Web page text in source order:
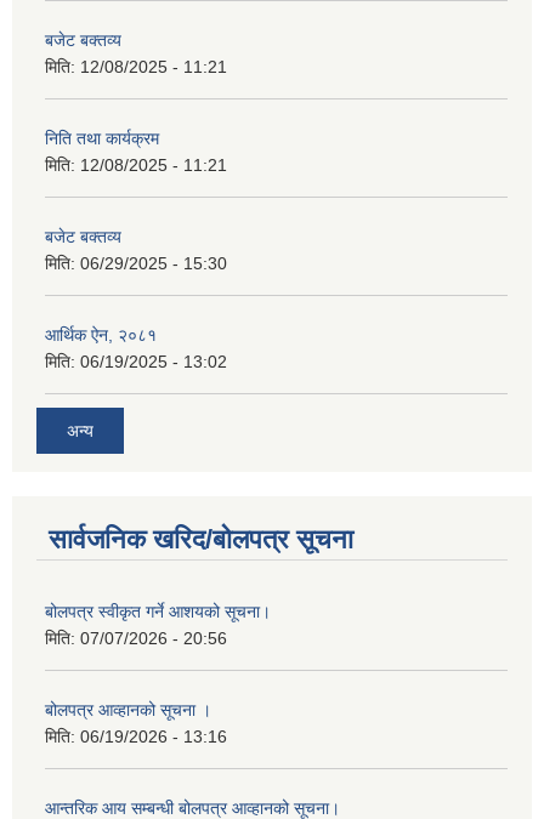
बजेट बक्तव्य
मिति: 12/08/2025 - 11:21
निति तथा कार्यक्रम
मिति: 12/08/2025 - 11:21
बजेट बक्तव्य
मिति: 06/29/2025 - 15:30
आर्थिक ऐन, २०८१
मिति: 06/19/2025 - 13:02
अन्य
सार्वजनिक खरिद/बोलपत्र सूचना
बोलपत्र स्वीकृत गर्ने आशयको सूचना।
मिति: 07/07/2026 - 20:56
बोलपत्र आव्हानको सूचना ।
मिति: 06/19/2026 - 13:16
आन्तरिक आय सम्बन्धी बोलपत्र आव्हानको सूचना।